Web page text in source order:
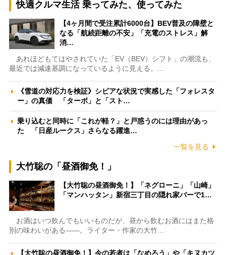
快適クルマ生活 乗ってみた、使ってみた
【4ヶ月間で受注累計6000台】BEV普及の障壁と
なる「航続距離の不安」「充電のストレス」解
消…
あれほどもてはやされていた「EV（BEV）シフト」の潮流も、
最近では減速基調になっているように見える。…
《雪道の対応力を検証》シビアな状況で実感した「フォレスタ
ー」の真価 「ターボ」と「スト…
乗り込むと同時に「これが軽？」と戸惑うのには理由があっ
た 「日産ルークス」さらなる躍進…
一覧を見る
大竹聡の「昼酒御免！」
【大竹聡の昼酒御免！】「ネグローニ」「山崎」
「マンハッタン」新宿三丁目の隠れ家バーで1…
お酒はいつ飲んでもいいものだが、昼から飲むお酒にはまた格
別の味わいがある――。ライター・作家の大竹…
【大竹聡の昼酒御免！】今の若者は「なめろう」や「キヌカツ